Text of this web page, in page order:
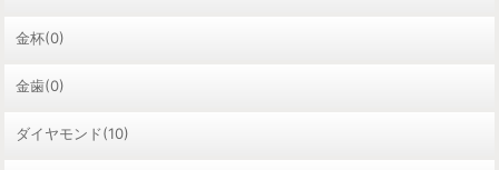
金杯(0)
金歯(0)
ダイヤモンド(10)